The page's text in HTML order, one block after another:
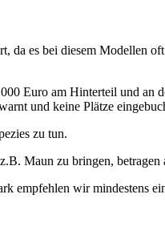
da es bei diesem Modellen
Euro am Hinterteil und
und keine Plätze
zu tun.
Maun zu bringen,
empfehlen wir mindestens